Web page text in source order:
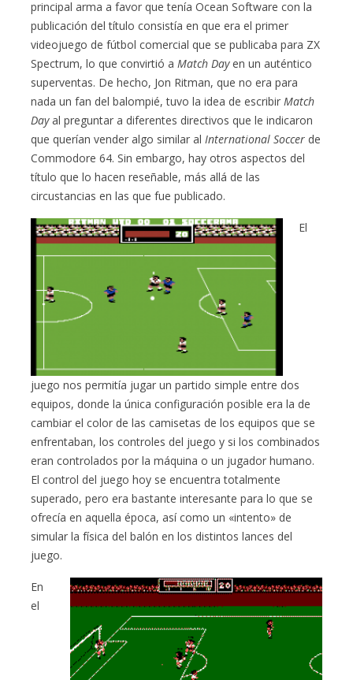
principal arma a favor que tenía Ocean Software con la
publicación del título consistía en que era el primer
videojuego de fútbol comercial que se publicaba para ZX
Spectrum, lo que convirtió aMatch Dayen un auténtico
superventas. De hecho, Jon Ritman, que no era para
nada un fan del balompié, tuvo la idea de escribirMatch
Dayal preguntar a diferentes directivos que le indicaron
que querían vender algo similar alInternational Soccer de
Commodore 64. Sin embargo, hay otros aspectos del
título que lo hacen reseñable, más allá de las
circustancias en las que fue publicado.
El
juego nos permitía jugar un partido simple entre dos
equipos, donde la única configuración posible era la de
cambiar el color de las camisetas de los equipos que se
enfrentaban, los controles del juego y si los combinados
eran controlados por la máquina o un jugador humano.
El control del juego hoy se encuentra totalmente
superado, pero era bastante interesante para lo que se
ofrecía en aquella época, así como un «intento» de
simular la física del balón en los distintos lances del
juego.
En
el